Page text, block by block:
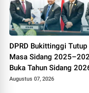
DPRD Bukittinggi Tutup
Masa Sidang
Buka Tahun Sidang
2027, Wako Ramlan Beri
Augustus 07, 2026